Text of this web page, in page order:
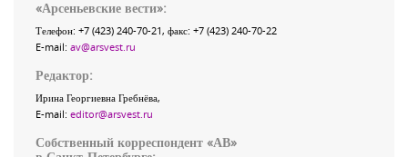
«Арсеньевские вести»:
Телефон: +7 (423) 240-70-21, факс: +7 (423) 240-70-22
E-mail: av@arsvest.ru
Редактор:
Ирина Георгиевна Гребнёва,
E-mail: editor@arsvest.ru
Собственный корреспондент «АВ»